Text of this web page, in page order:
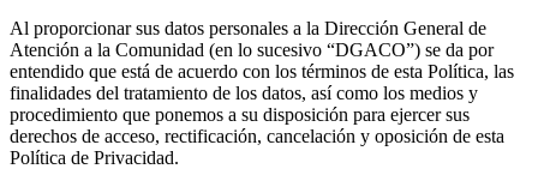
Al proporcionar sus datos personales a la Dirección General de
Atención a la Comunidad (en lo sucesivo “DGACO”) se da por
entendido que está de acuerdo con los términos de esta Política, las
finalidades del tratamiento de los datos, así como los medios y
procedimiento que ponemos a su disposición para ejercer sus
derechos de acceso, rectificación, cancelación y oposición de esta
Política de Privacidad.